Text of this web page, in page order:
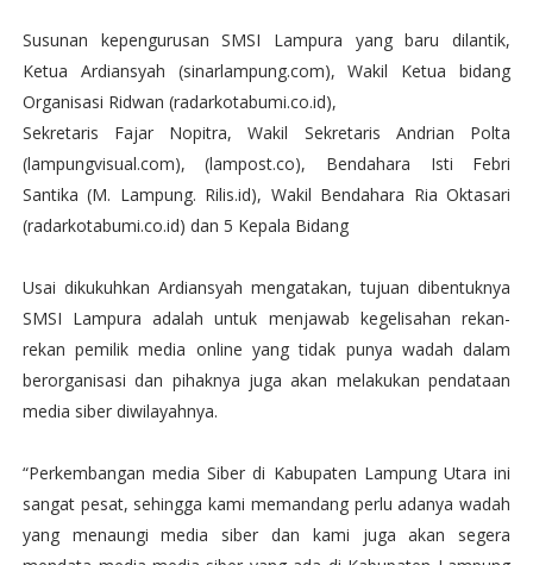
Susunan kepengurusan SMSI Lampura yang baru dilantik,
Ketua Ardiansyah (sinarlampung.com), Wakil Ketua bidang
Organisasi Ridwan (radarkotabumi.co.id),
Sekretaris Fajar Nopitra, Wakil Sekretaris Andrian Polta
(lampungvisual.com), (lampost.co), Bendahara Isti Febri
Santika (M. Lampung. Rilis.id), Wakil Bendahara Ria Oktasari
(radarkotabumi.co.id) dan 5 Kepala Bidang
Usai dikukuhkan Ardiansyah mengatakan, tujuan dibentuknya
SMSI Lampura adalah untuk menjawab kegelisahan rekan-
rekan pemilik media online yang tidak punya wadah dalam
berorganisasi dan pihaknya juga akan melakukan pendataan
media siber diwilayahnya.
“Perkembangan media Siber di Kabupaten Lampung Utara ini
sangat pesat, sehingga kami memandang perlu adanya wadah
yang menaungi media siber dan kami juga akan segera